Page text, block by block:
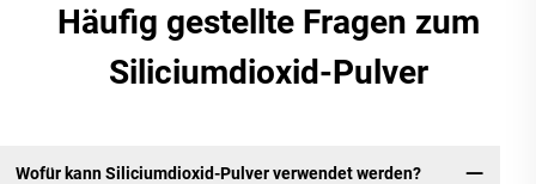
Häufig gestellte Fragen zum
Siliciumdioxid-Pulver
Wofür kann Siliciumdioxid-Pulver verwendet werden?